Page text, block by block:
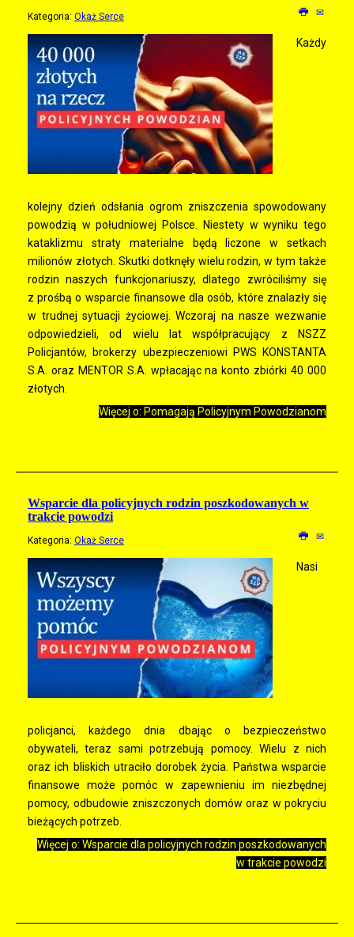
Kategoria: Okaż Serce
Każdy
kolejny dzień odsłania ogrom zniszczenia spowodowany
powodzią w południowej Polsce. Niestety w wyniku tego
kataklizmu straty materialne będą liczone w setkach
milionów złotych. Skutki dotknęły wielu rodzin, w tym także
rodzin naszych funkcjonariuszy, dlatego zwróciliśmy się
z prośbą o wsparcie finansowe dla osób, które znalazły się
w trudnej sytuacji życiowej. Wczoraj na nasze wezwanie
odpowiedzieli, od wielu lat współpracujący z NSZZ
Policjantów, brokerzy ubezpieczeniowi PWS KONSTANTA
S.A. oraz MENTOR S.A. wpłacając na konto zbiórki 40 000
złotych.
Więcej o: Pomagają Policyjnym Powodzianom
Wsparcie dla policyjnych rodzin poszkodowanych w
trakcie powodzi
Kategoria: Okaż Serce
Nasi
policjanci, każdego dnia dbając o bezpieczeństwo
obywateli, teraz sami potrzebują pomocy. Wielu z nich
oraz ich bliskich utraciło dorobek życia. Państwa wsparcie
finansowe może pomóc w zapewnieniu im niezbędnej
pomocy, odbudowie zniszczonych domów oraz w pokryciu
bieżących potrzeb.
Więcej o: Wsparcie dla policyjnych rodzin poszkodowanych
w trakcie powodzi